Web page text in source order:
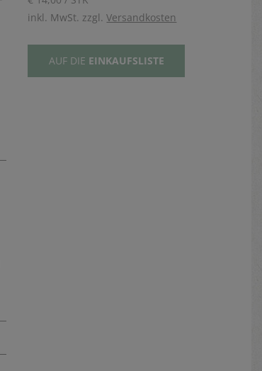
inkl. MwSt. zzgl.Versandkosten
AUF DIE EINKAUFSLISTE